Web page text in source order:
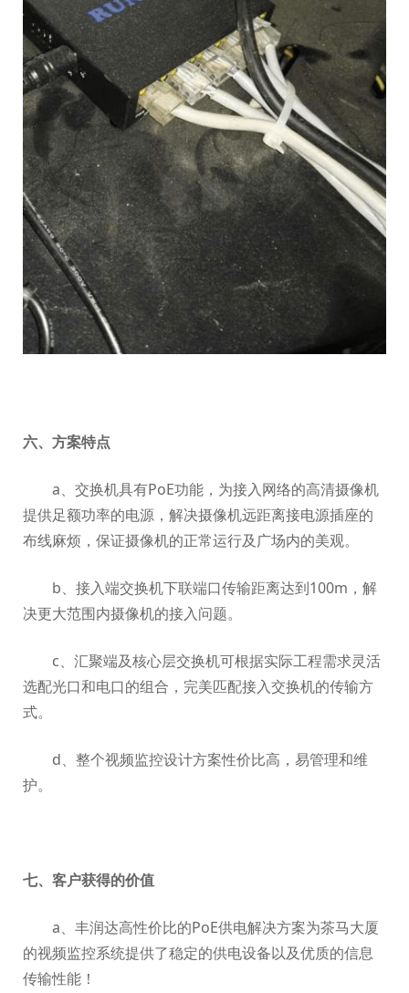
六、方案特点
a、交换机具有PoE功能，为接入网络的高清摄像机
提供足额功率的电源，解决摄像机远距离接电源插座的
布线麻烦，保证摄像机的正常运行及广场内的美观。
b、接入端交换机下联端口传输距离达到100m，解
决更大范围内摄像机的接入问题。
c、汇聚端及核心层交换机可根据实际工程需求灵活
选配光口和电口的组合，完美匹配接入交换机的传输方
式。
d、整个视频监控设计方案性价比高，易管理和维
护。
七、客户获得的价值
a、丰润达高性价比的PoE供电解决方案为茶马大厦
的视频监控系统提供了稳定的供电设备以及优质的信息
传输性能！